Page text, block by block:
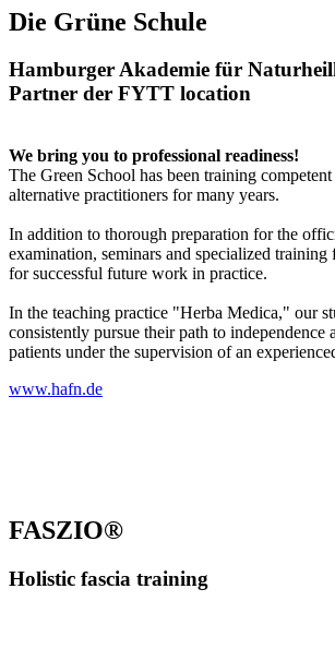
Die Grüne Schule
Hamburger Akademie für
Partner der FYTT location
We bring you to professional readiness!
The Green School has been training
alternative practitioners for many years.
In addition to thorough preparation for the
examination, seminars and specialized
for successful future work in practice.
In the teaching practice "Herba Medica," our
consistently pursue their path to independence
patients under the supervision of an
www.hafn.de
FASZIO®
Holistic fascia training